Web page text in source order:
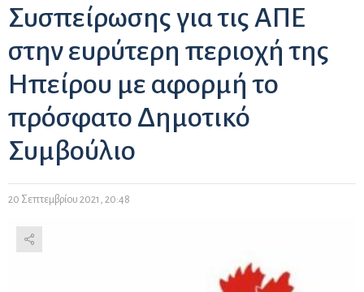
Συσπείρωσης για τις ΑΠΕ
στην ευρύτερη περιοχή της
Ηπείρου με αφορμή το
πρόσφατο Δημοτικό
Συμβούλιο
20 Σεπτεμβρίου 2021, 20:48